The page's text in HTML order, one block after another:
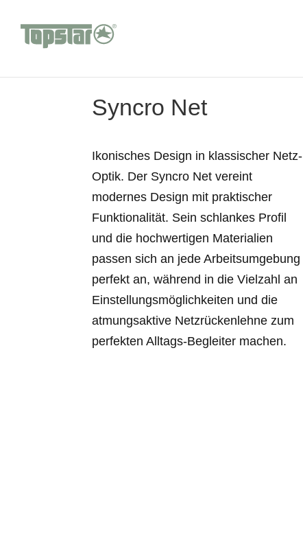
Syncro Net
Ikonisches Design in klassischer Netz-
Optik. Der Syncro Net vereint
modernes Design mit praktischer
Funktionalität. Sein schlankes Profil
und die hochwertigen Materialien
passen sich an jede Arbeitsumgebung
perfekt an, während in die Vielzahl an
Einstellungsmöglichkeiten und die
atmungsaktive Netzrückenlehne zum
perfekten Alltags-Begleiter machen.